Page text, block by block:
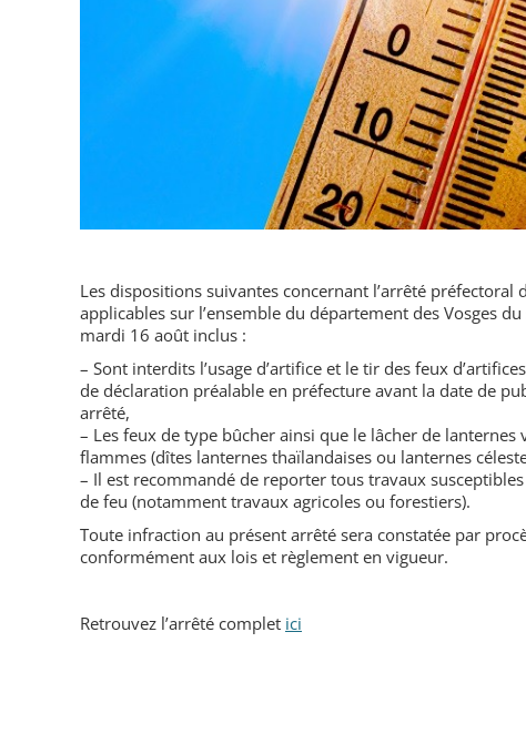
Les dispositions suivantes concernant l’arrêté préfectoral
applicables sur l’ensemble du département des Vosges
mardi 16 août inclus :
– Sont interdits l’usage d’artifice et le tir des feux
de déclaration préalable en préfecture avant la date de
arrêté,
– Les feux de type bûcher ainsi que le lâcher de lanternes
flammes (dîtes lanternes thaïlandaises ou lanternes
– Il est recommandé de reporter tous travaux
de feu (notamment travaux agricoles ou forestiers).
Toute infraction au présent arrêté sera constatée par
conformément aux lois et règlement en vigueur.
Retrouvez l’arrêté complet ici